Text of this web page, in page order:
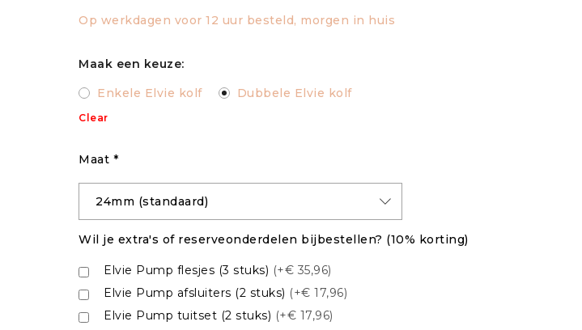
Op werkdagen voor 12 uur besteld, morgen in huis
Maak een keuze:
Enkele Elvie kolf Dubbele Elvie kolf
Clear
Maat *
Wil je extra's of reserveonderdelen bijbestellen? (10% korting)
Elvie Pump flesjes (3 stuks) (+€ 35,96)
Elvie Pump afsluiters (2 stuks) (+€ 17,96)
Elvie Pump tuitset (2 stuks) (+€ 17,96)